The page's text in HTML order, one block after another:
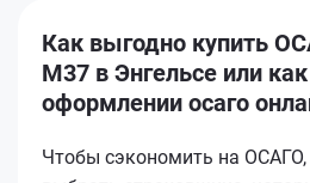
Как выгодно купить
M37 в Энгельсе или
оформлении осаго
Чтобы сэкономить на